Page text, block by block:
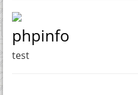
phpinfo
test